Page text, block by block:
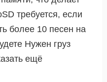
требуется, если
более 10 песен на
Нужен груз
ещё